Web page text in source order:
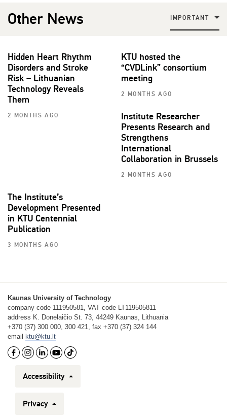
Other News IMPORTANT
Hidden Heart Rhythm
Disorders and Stroke
Risk – Lithuanian
Technology Reveals
Them
2 MONTHS AGO
KTU hosted the
“CVDLink” consortium
meeting
2 MONTHS AGO
Institute Researcher
Presents Research and
Strengthens
International
Collaboration in Brussels
2 MONTHS AGO
The Institute’s
Development Presented
in KTU Centennial
Publication
3 MONTHS AGO
Kaunas University of Technology
company code 111950581, VAT code LT119505811
address K. Donelaičio St. 73, 44249 Kaunas, Lithuania
+370 (37) 300 000, 300 421, fax +370 (37) 324 144
email
ktu@ktu.lt
Accessibility
Privacy